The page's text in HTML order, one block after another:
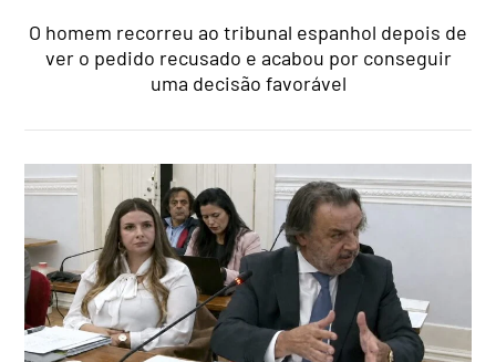
O homem recorreu ao tribunal espanhol depois de
ver o pedido recusado e acabou por conseguir
uma decisão favorável